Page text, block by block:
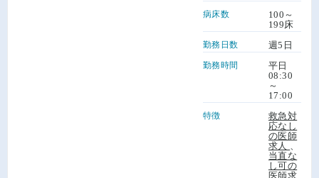
病床数
100～
199床
勤務日数 週5日
勤務時間
平日
08:30
～
17:00
特徴
救急対
応なし
の医師
求人
当直な
し可の
医師求